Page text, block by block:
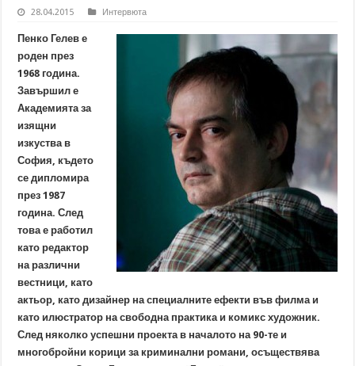
28.04.2015 Интервюта
Пенко Гелев е
роден през
1968 година.
Завършил е
Академията за
изящни
изкуства в
София, където
се дипломира
през 1987
година. След
това е работил
като редактор
на различни
вестници, като
актьор, като дизайнер на специалните ефекти във филма и
като илюстратор на свободна практика и комикс художник.
След няколко успешни проекта в началото на 90-те и
многобройни корици за криминални романи, осъществява